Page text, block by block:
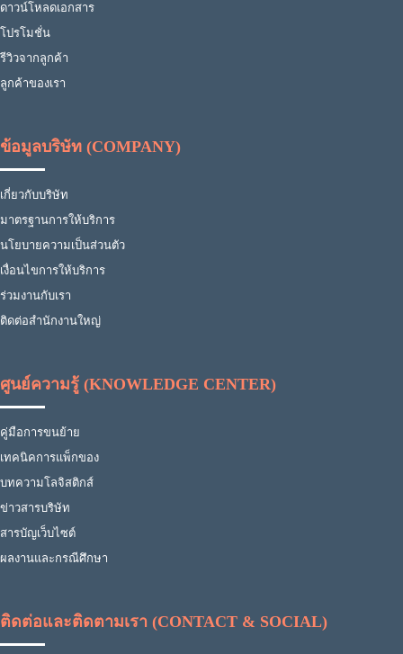
ดาวน์โหลดเอกสาร
โปรโมชั่น
รีวิวจากลูกค้า
ลูกค้าของเรา
ข้อมูลบริษัท (COMPANY)
เกี่ยวกับบริษัท
มาตรฐานการให้บริการ
นโยบายความเป็นส่วนตัว
เงื่อนไขการให้บริการ
ร่วมงานกับเรา
ติดต่อสำนักงานใหญ่
ศูนย์ความรู้ (KNOWLEDGE CENTER)
คู่มือการขนย้าย
เทคนิคการแพ็กของ
บทความโลจิสติกส์
ข่าวสารบริษัท
สารบัญเว็บไซต์
ผลงานและกรณีศึกษา
ติดต่อและติดตามเรา (CONTACT & SOCIAL)